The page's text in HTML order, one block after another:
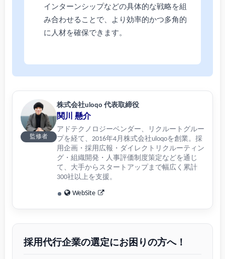
インターンシップなどの具体的な戦略を組
み合わせることで、より効率的かつ多角的
に人材を確保できます。
監修者
株式会社uloqo 代表取締役
関川 懸介
アドテクノロジーベンダー、リクルートグルー
プを経て、2016年4月株式会社uloqoを創業。採
用企画・採用広報・ダイレクトリクルーティン
グ・組織開発・人事評価制度策定などを通じ
て、大手からスタートアップまで幅広く累計
300社以上を支援。
WebSite
採用代行企業の選定にお困りの方へ！